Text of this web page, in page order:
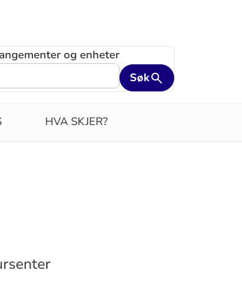
og enheter
Søk
HVA SKJER?